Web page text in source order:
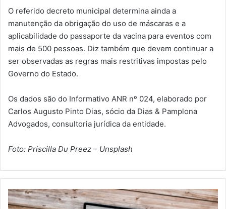
O referido decreto municipal determina ainda a
manutenção da obrigação do uso de máscaras e a
aplicabilidade do passaporte da vacina para eventos com
mais de 500 pessoas. Diz também que devem continuar a
ser observadas as regras mais restritivas impostas pelo
Governo do Estado.
Os dados são do Informativo ANR nº 024, elaborado por
Carlos Augusto Pinto Dias, sócio da Dias & Pamplona
Advogados, consultoria jurídica da entidade.
Foto: Priscilla Du Preez – Unsplash
E
s